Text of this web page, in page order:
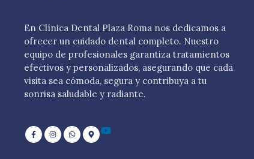
En Clínica Dental Plaza Roma nos dedicamos a
ofrecer un cuidado dental completo. Nuestro
equipo de profesionales garantiza tratamientos
efectivos y personalizados, asegurando que cada
visita sea cómoda, segura y contribuya a tu
sonrisa saludable y radiante.